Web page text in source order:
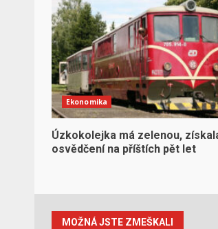
Ekonomika
Úzkokolejka má zelenou,
osvědčení na příštích pět let
MOŽNÁ JSTE ZMEŠKALI